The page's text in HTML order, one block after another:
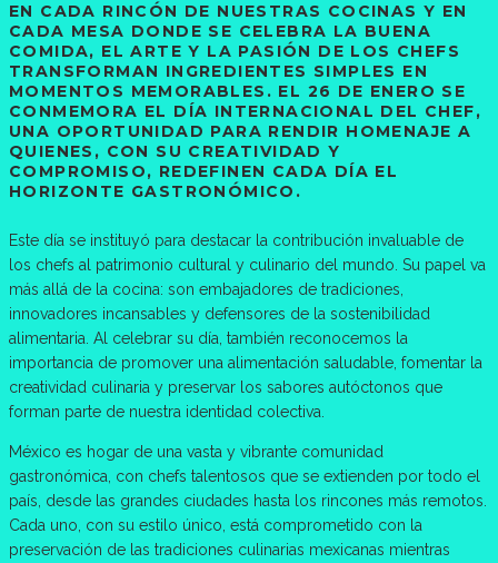
EN CADA RINCÓN DE NUESTRAS COCINAS Y EN
CADA MESA DONDE SE CELEBRA LA BUENA
COMIDA, EL ARTE Y LA PASIÓN DE LOS CHEFS
TRANSFORMAN INGREDIENTES SIMPLES EN
MOMENTOS MEMORABLES. EL 26 DE ENERO SE
CONMEMORA EL DÍA INTERNACIONAL DEL CHEF,
UNA OPORTUNIDAD PARA RENDIR HOMENAJE A
QUIENES, CON SU CREATIVIDAD Y
COMPROMISO, REDEFINEN CADA DÍA EL
HORIZONTE GASTRONÓMICO.
Este día se instituyó para destacar la contribución invaluable de
los chefs al patrimonio cultural y culinario del mundo. Su papel va
más allá de la cocina: son embajadores de tradiciones,
innovadores incansables y defensores de la sostenibilidad
alimentaria. Al celebrar su día, también reconocemos la
importancia de promover una alimentación saludable, fomentar la
creatividad culinaria y preservar los sabores autóctonos que
forman parte de nuestra identidad colectiva.
México es hogar de una vasta y vibrante comunidad
gastronómica, con chefs talentosos que se extienden por todo el
país, desde las grandes ciudades hasta los rincones más remotos.
Cada uno, con su estilo único, está comprometido con la
preservación de las tradiciones culinarias mexicanas mientras